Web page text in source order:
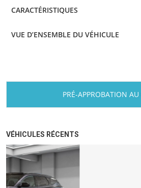
CARACTÉRISTIQUES
VUE D’ENSEMBLE DU VÉHICULE
PRÉ-APPROBATION AU
VÉHICULES RÉCENTS